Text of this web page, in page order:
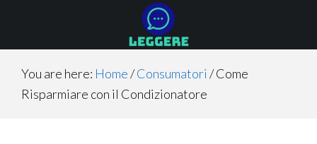
main
content
primary
sidebar
footer
You are here: Home/Consumatori /Come
Risparmiare con il Condizionatore